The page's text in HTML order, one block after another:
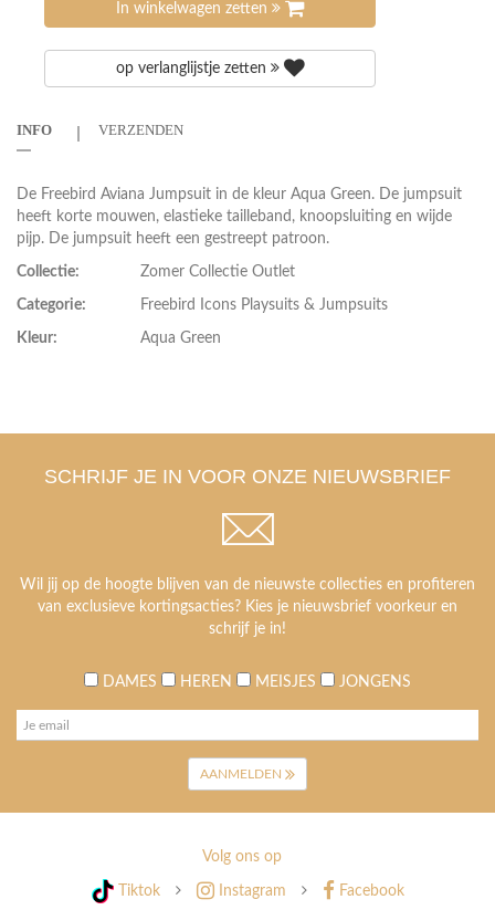
In winkelwagen zetten
op verlanglijstje zetten
INFO VERZENDEN
De Freebird Aviana Jumpsuit in de kleur Aqua Green. De jumpsuit
heeft korte mouwen, elastieke tailleband, knoopsluiting en wijde
pijp. De jumpsuit heeft een gestreept patroon.
Collectie: Zomer Collectie Outlet
Categorie: Freebird Icons Playsuits & Jumpsuits
Kleur: Aqua Green
SCHRIJF JE IN VOOR ONZE NIEUWSBRIEF
Wil jij op de hoogte blijven van de nieuwste collecties en profiteren
van exclusieve kortingsacties? Kies je nieuwsbrief voorkeur en
schrijf je in!
DAMES HEREN MEISJES JONGENS
AANMELDEN
Volg ons op
Tiktok Instagram Facebook